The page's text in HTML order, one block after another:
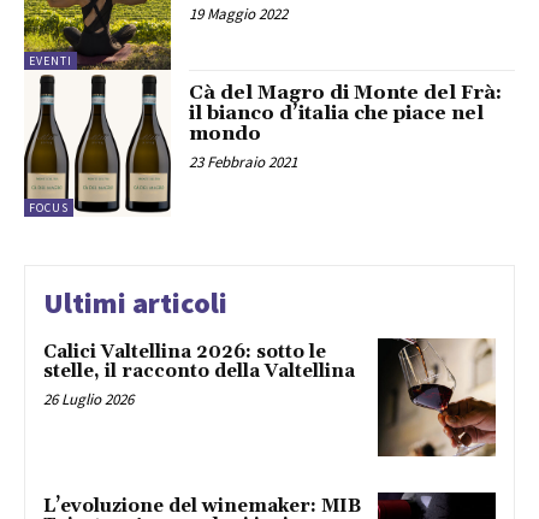
EVENTI
19 Maggio 2022
FOCUS
Cà del Magro di Monte del Frà:
il bianco d’italia che piace nel
mondo
23 Febbraio 2021
Ultimi articoli
Calici Valtellina 2026: sotto le
stelle, il racconto della Valtellina
26 Luglio 2026
L’evoluzione del winemaker: MIB